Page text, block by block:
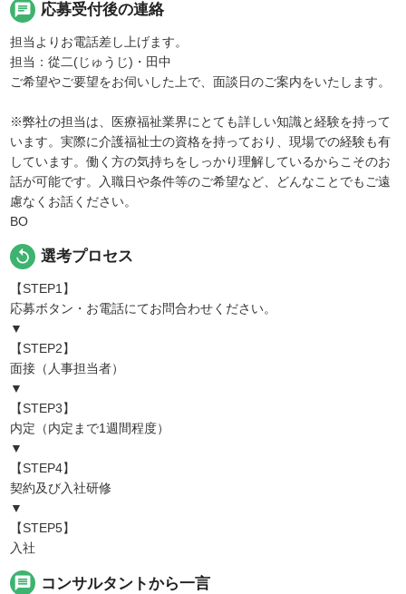
chat 応募受付後の連絡
担当よりお電話差し上げます。
担当：從二(じゅうじ)・田中
ご希望やご要望をお伺いした上で、面談日のご案内をいたします。
※弊社の担当は、医療福祉業界にとても詳しい知識と経験を持って
います。実際に介護福祉士の資格を持っており、現場での経験も有
しています。働く方の気持ちをしっかり理解しているからこそのお
話が可能です。入職日や条件等のご希望など、どんなことでもご遠
慮なくお話ください。
BO
replay 選考プロセス
【STEP1】
応募ボタン・お電話にてお問合わせください。
▼
【STEP2】
面接（人事担当者）
▼
【STEP3】
内定（内定まで1週間程度）
▼
【STEP4】
契約及び入社研修
▼
【STEP5】
入社
message コンサルタントから一言